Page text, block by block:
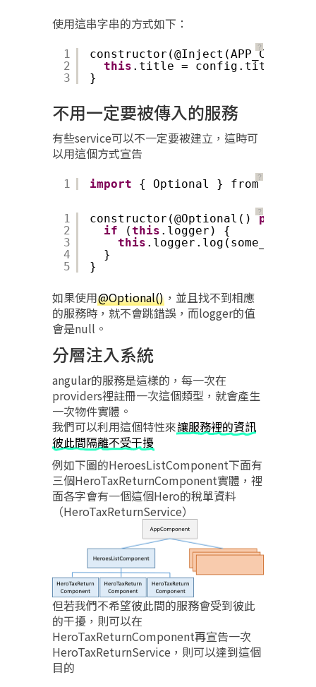
使用這串字串的方式如下：
？
1
2
3
this .title = config.title;
}
不用一定要被傳入的服務
有些service可以不一定要被建立，這時可
以用這個方式宣告
？
1 import { Optional } from
？
1
2
3
4
5
constructor(@Optional() private
if
(this .logger) {
this
}
}
如果使用@Optional() ，並且找不到相應
的服務時，就不會跳錯誤，而logger的值
會是null。
分層注入系統
angular的服務是這樣的，每一次在
providers裡註冊一次這個類型，就會產生
一次物件實體。
我們可以利用這個特性來讓服務裡的資訊
彼此間隔離不受干擾
例如下圖的HeroesListComponent下面有
三個HeroTaxReturnComponent實體，裡
面各字會有一個這個Hero的稅單資料
（HeroTaxReturnService）
但若我們不希望彼此間的服務會受到彼此
的干擾，則可以在
HeroTaxReturnComponent再宣告一次
HeroTaxReturnService，則可以達到這個
目的